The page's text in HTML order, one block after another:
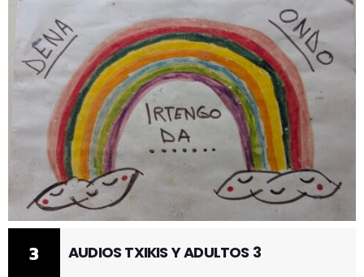
3 AUDIOS TXIKIS Y ADULTOS 3